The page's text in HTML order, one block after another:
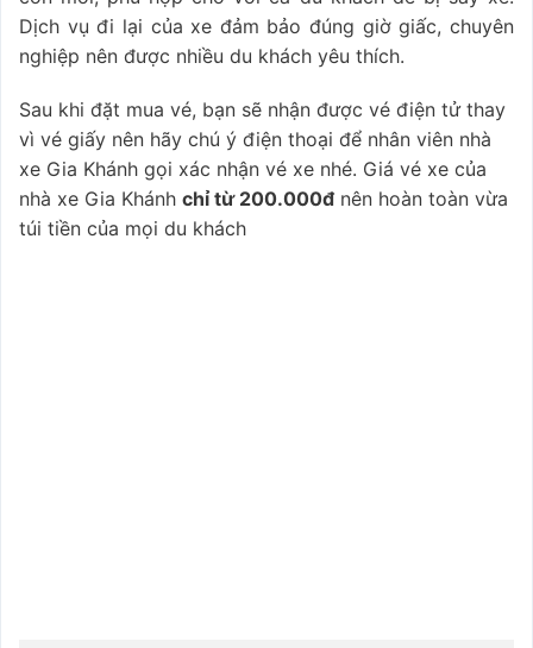
Dịch vụ đi lại của xe đảm bảo đúng giờ giấc, chuyên
nghiệp nên được nhiều du khách yêu thích.
Sau khi đặt mua vé, bạn sẽ nhận được vé điện tử thay
vì vé giấy nên hãy chú ý điện thoại để nhân viên nhà
xe Gia Khánh gọi xác nhận vé xe nhé. Giá vé xe của
nhà xe Gia Khánh chỉ từ 200.000đ nên hoàn toàn vừa
túi tiền của mọi du khách